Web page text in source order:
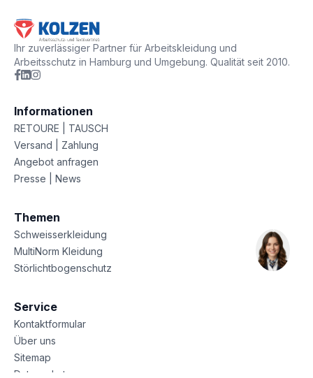
Ihr zuverlässiger Partner für Arbeitskleidung und
Arbeitsschutz in Hamburg und Umgebung. Qualität seit 2010.
Informationen
RETOURE | TAUSCH
Versand | Zahlung
Angebot anfragen
Presse | News
Themen
Schweisserkleidung
MultiNorm Kleidung
Störlichtbogenschutz
Service
Kontaktformular
Über uns
Sitemap
Datenschutz